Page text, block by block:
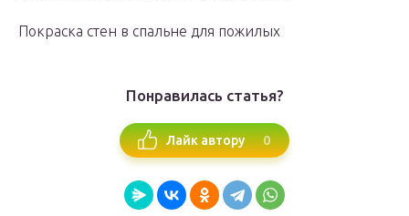
Покраска стен в спальне для пожилых
Понравилась статья?
Лайк автору 0